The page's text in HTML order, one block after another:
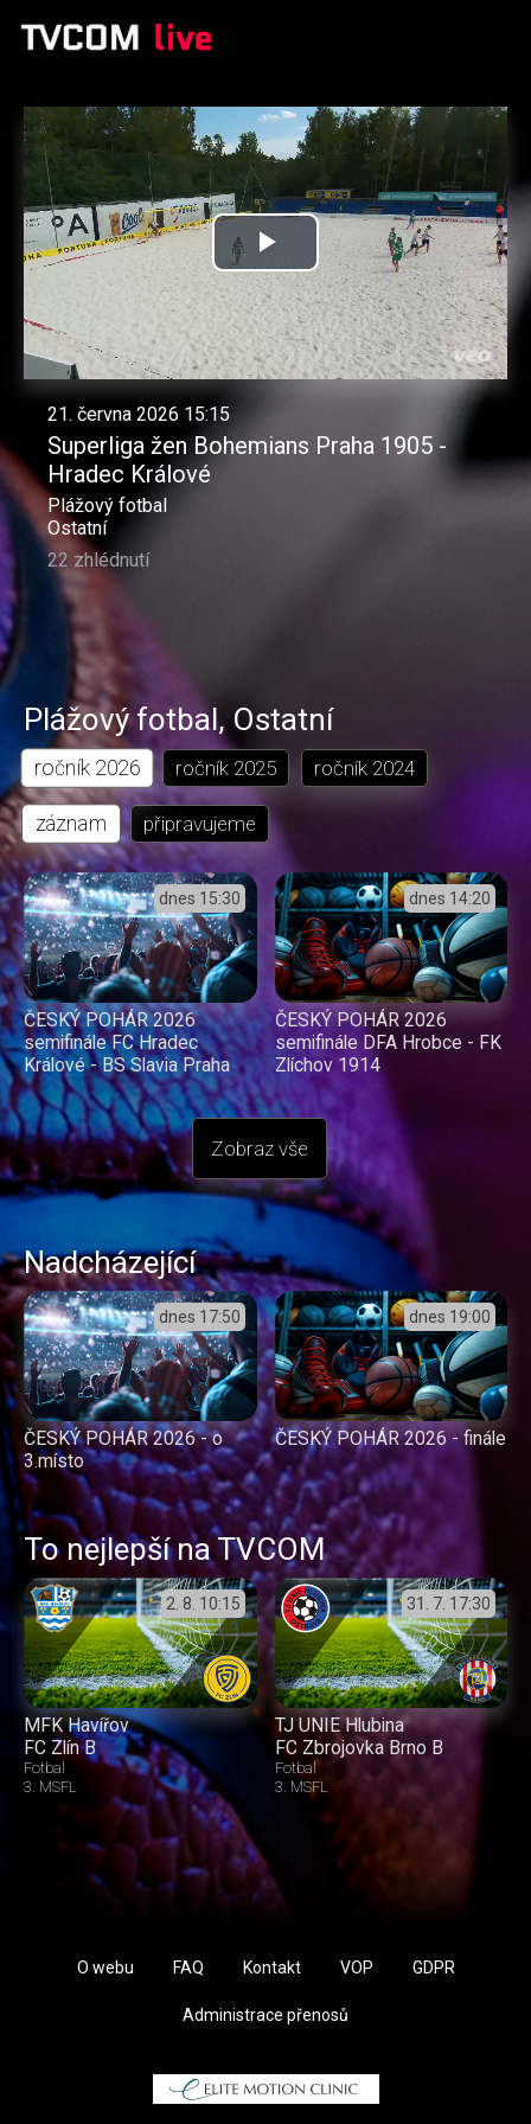
Přehrát
video
21. června 2026 15:15
Superliga žen Bohemians Praha 1905 -
Hradec Králové
Plážový fotbal
Ostatní
22 zhlédnutí
Plážový fotbal, Ostatní
ročník 2026 ročník 2025 ročník 2024
záznam připravujeme
dnes 15:30
ČESKÝ POHÁR 2026
semifinále FC Hradec
Králové - BS Slavia Praha
dnes 14:20
ČESKÝ POHÁR 2026
semifinále DFA Hrobce - FK
Zlíchov 1914
Zobraz vše
Nadcházející
dnes 17:50
ČESKÝ POHÁR 2026 - o
3.místo
dnes 19:00
ČESKÝ POHÁR 2026 - finále
To nejlepší na TVCOM
2. 8. 10:15
MFK Havířov
FC Zlín B
Fotbal
3. MSFL
31. 7. 17:30
TJ UNIE Hlubina
FC Zbrojovka Brno B
Fotbal
3. MSFL
O webu FAQ Kontakt VOP GDPR
Administrace přenosů